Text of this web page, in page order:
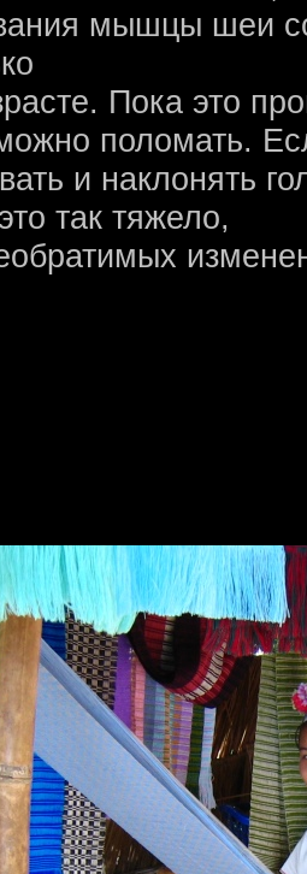
мышцы шеи
Пока это
поломать.
и наклонять
так тяжело,